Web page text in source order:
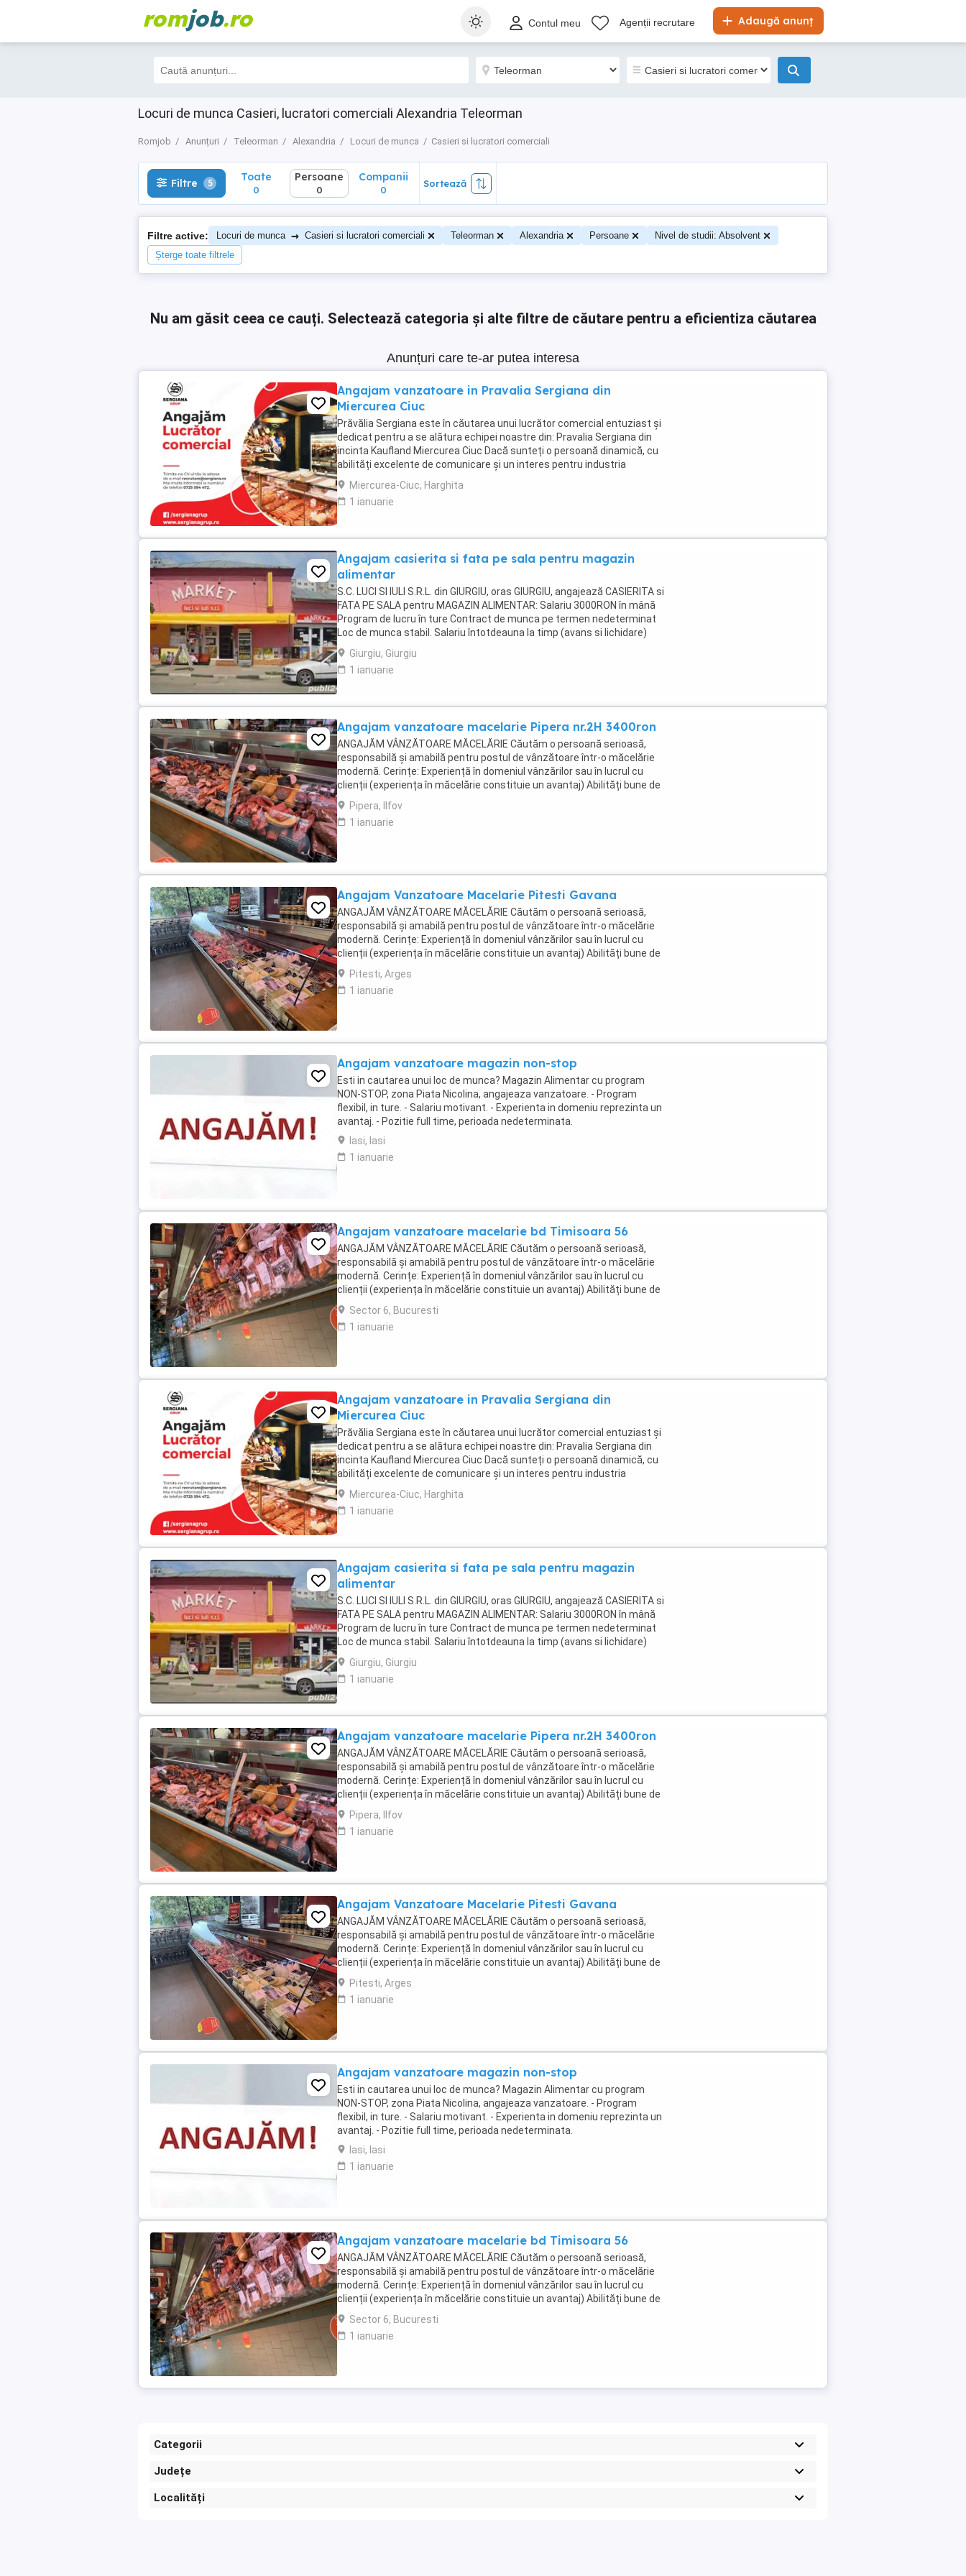
romjob.ro Adaugă anunț
Contul meu Agenții recrutare
Locuri de munca Casieri, lucratori comerciali Alexandria Teleorman
Romjob Anunțuri Teleorman Alexandria Locuri de munca Casieri si lucratori comerciali
Filtre 5 Toate
0
Filtre 5 Toate
0
Persoane
0
Companii
0
Sortează
Filtre active: Locuri de munca → Casieri si lucratori comerciali Teleorman Alexandria Persoane
Nivel de studii: Absolvent
Șterge toate filtrele
Nu am găsit ceea ce cauți. Selectează categoria și alte filtre de căutare pentru a eficientiza căutarea
Anunțuri care te-ar putea interesa
Angajam vanzatoare in Pravalia Sergiana din
Miercurea Ciuc
Prăvălia Sergiana este în căutarea unui lucrător comercial entuziast și
dedicat pentru a se alătura echipei noastre din: Pravalia Sergiana din
incinta Kaufland Miercurea Ciuc Dacă sunteți o persoană dinamică, cu
abilități excelente de comunicare și un interes pentru industria
alimentară si studii 12 ...
Miercurea-Ciuc, Harghita
1 ianuarie
Angajam casierita si fata pe sala pentru magazin
alimentar
S.C. LUCI SI IULI S.R.L. din GIURGIU, oras GIURGIU, angajează CASIERITA si
FATA PE SALA pentru MAGAZIN ALIMENTAR: Salariu 3000RON în mână
Program de lucru în ture Contract de munca pe termen nedeterminat
Loc de munca stabil. Salariu întotdeauna la timp (avans si lichidare)
Echipa tânără și ...
Giurgiu, Giurgiu
1 ianuarie
Angajam vanzatoare macelarie Pipera nr.2H 3400ron
ANGAJĂM VÂNZĂTOARE MĂCELĂRIE Căutăm o persoană serioasă,
responsabilă și amabilă pentru postul de vânzătoare într-o măcelărie
modernă. Cerințe: Experiență în domeniul vânzărilor sau în lucrul cu
clienții (experiența în măcelărie constituie un avantaj) Abilități bune de
comunicare și relaționare Rapiditate, ...
Pipera, Ilfov
1 ianuarie
Angajam Vanzatoare Macelarie Pitesti Gavana
ANGAJĂM VÂNZĂTOARE MĂCELĂRIE Căutăm o persoană serioasă,
responsabilă și amabilă pentru postul de vânzătoare într-o măcelărie
modernă. Cerințe: Experiență în domeniul vânzărilor sau în lucrul cu
clienții (experiența în măcelărie constituie un avantaj) Abilități bune de
comunicare și relaționare Rapiditate, ...
Pitesti, Arges
1 ianuarie
Angajam vanzatoare magazin non-stop
Esti in cautarea unui loc de munca? Magazin Alimentar cu program
NON-STOP, zona Piata Nicolina, angajeaza vanzatoare. - Program
flexibil, in ture. - Salariu motivant. - Experienta in domeniu reprezinta un
avantaj. - Pozitie full time, perioada nedeterminata.
Iasi, Iasi
1 ianuarie
Angajam vanzatoare macelarie bd Timisoara 56
ANGAJĂM VÂNZĂTOARE MĂCELĂRIE Căutăm o persoană serioasă,
responsabilă și amabilă pentru postul de vânzătoare într-o măcelărie
modernă. Cerințe: Experiență în domeniul vânzărilor sau în lucrul cu
clienții (experiența în măcelărie constituie un avantaj) Abilități bune de
comunicare și relaționare Rapiditate, ...
Sector 6, Bucuresti
1 ianuarie
Angajam vanzatoare in Pravalia Sergiana din
Miercurea Ciuc
Prăvălia Sergiana este în căutarea unui lucrător comercial entuziast și
dedicat pentru a se alătura echipei noastre din: Pravalia Sergiana din
incinta Kaufland Miercurea Ciuc Dacă sunteți o persoană dinamică, cu
abilități excelente de comunicare și un interes pentru industria
alimentară si studii 12 ...
Miercurea-Ciuc, Harghita
1 ianuarie
Angajam casierita si fata pe sala pentru magazin
alimentar
S.C. LUCI SI IULI S.R.L. din GIURGIU, oras GIURGIU, angajează CASIERITA si
FATA PE SALA pentru MAGAZIN ALIMENTAR: Salariu 3000RON în mână
Program de lucru în ture Contract de munca pe termen nedeterminat
Loc de munca stabil. Salariu întotdeauna la timp (avans si lichidare)
Echipa tânără și ...
Giurgiu, Giurgiu
1 ianuarie
Angajam vanzatoare macelarie Pipera nr.2H 3400ron
ANGAJĂM VÂNZĂTOARE MĂCELĂRIE Căutăm o persoană serioasă,
responsabilă și amabilă pentru postul de vânzătoare într-o măcelărie
modernă. Cerințe: Experiență în domeniul vânzărilor sau în lucrul cu
clienții (experiența în măcelărie constituie un avantaj) Abilități bune de
comunicare și relaționare Rapiditate, ...
Pipera, Ilfov
1 ianuarie
Angajam Vanzatoare Macelarie Pitesti Gavana
ANGAJĂM VÂNZĂTOARE MĂCELĂRIE Căutăm o persoană serioasă,
responsabilă și amabilă pentru postul de vânzătoare într-o măcelărie
modernă. Cerințe: Experiență în domeniul vânzărilor sau în lucrul cu
clienții (experiența în măcelărie constituie un avantaj) Abilități bune de
comunicare și relaționare Rapiditate, ...
Pitesti, Arges
1 ianuarie
Angajam vanzatoare magazin non-stop
Esti in cautarea unui loc de munca? Magazin Alimentar cu program
NON-STOP, zona Piata Nicolina, angajeaza vanzatoare. - Program
flexibil, in ture. - Salariu motivant. - Experienta in domeniu reprezinta un
avantaj. - Pozitie full time, perioada nedeterminata.
Iasi, Iasi
1 ianuarie
Angajam vanzatoare macelarie bd Timisoara 56
ANGAJĂM VÂNZĂTOARE MĂCELĂRIE Căutăm o persoană serioasă,
responsabilă și amabilă pentru postul de vânzătoare într-o măcelărie
modernă. Cerințe: Experiență în domeniul vânzărilor sau în lucrul cu
clienții (experiența în măcelărie constituie un avantaj) Abilități bune de
comunicare și relaționare Rapiditate, ...
Sector 6, Bucuresti
1 ianuarie
Categorii
Județe
Localități